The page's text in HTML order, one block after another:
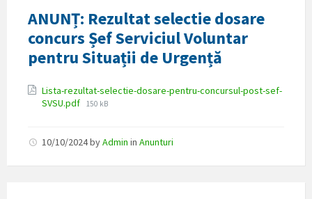
ANUNȚ: Rezultat selectie dosare
concurs Șef Serviciul Voluntar
pentru Situații de Urgență
Attachments
Lista-rezultat-selectie-dosare-pentru-concursul-post-sef-
SVSU.pdf File
150 kB
10/10/2024byAdmin in Anunturi